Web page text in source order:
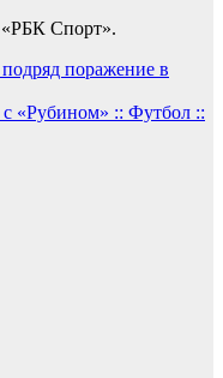
«РБК Спорт».
поражение в
«Рубином» :: Футбол ::